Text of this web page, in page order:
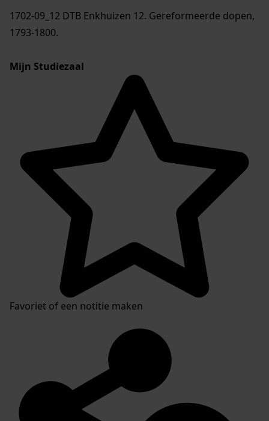
1702-09_12 DTB Enkhuizen 12. Gereformeerde dopen,
1793-1800.
Mijn Studiezaal
Favoriet of een notitie maken